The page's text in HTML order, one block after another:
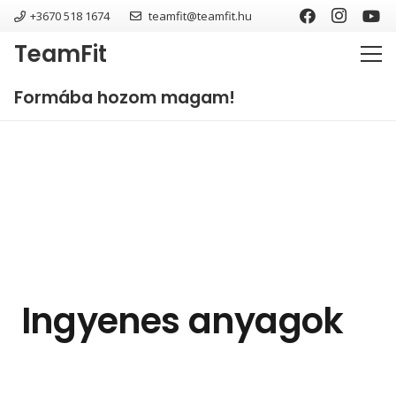
+3670 518 1674 teamfit@teamfit.hu
TeamFit
Formába hozom magam!
Ingyenes anyagok